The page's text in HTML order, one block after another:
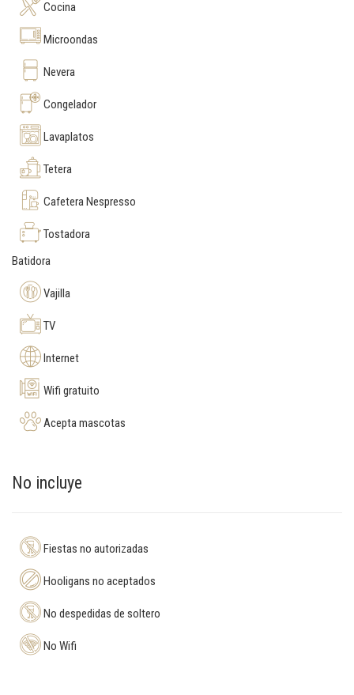
Cocina
Microondas
Nevera
Congelador
Lavaplatos
Tetera
Cafetera Nespresso
Tostadora
Batidora
Vajilla
TV
Internet
Wifi gratuito
Acepta mascotas
No incluye
Fiestas no autorizadas
Hooligans no aceptados
No despedidas de soltero
No Wifi